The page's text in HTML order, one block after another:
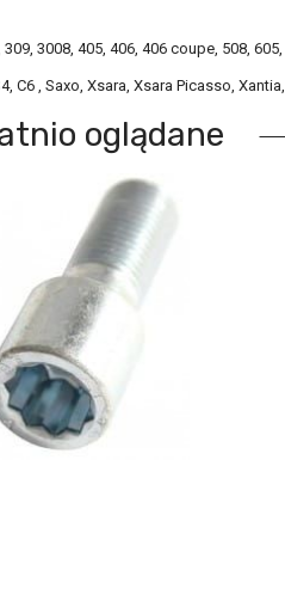
3008, 405, 406, 406 coupe, 508, 605,
C6 , Saxo, Xsara, Xsara Picasso,
oglądane